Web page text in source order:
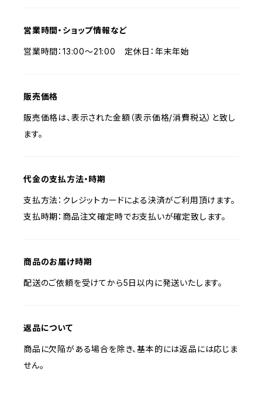
営業時間・ショップ情報など
営業時間：13:00～21:00 定休日：年末年始
販売価格
販売価格は、表示された金額（表示価格/消費税込）と致し
ます。
代金の支払方法・時期
支払方法：クレジットカードによる決済がご利用頂けます。
支払時期：商品注文確定時でお支払いが確定致します。
商品のお届け時期
配送のご依頼を受けてから5日以内に発送いたします。
返品について
商品に欠陥がある場合を除き、基本的には返品には応じま
せん。